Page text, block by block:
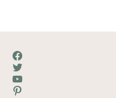
Facebook
Twitter
YouTube
Pinterest